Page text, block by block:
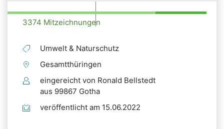
3374 Mitzeichnungen
Umwelt & Naturschutz
Gesamtthüringen
eingereicht von Ronald Bellstedt
aus 99867 Gotha
veröffentlicht am 15.06.2022